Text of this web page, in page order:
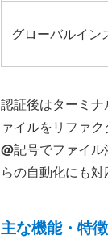
グローバルイン
認証後はターミナ
ァイルをリファ
@記号でファイル
らの自動化にも対
主な機能・特徴